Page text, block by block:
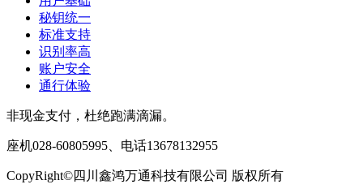
秘钥统一
标准支持
识别率高
账户安全
通行体验
非现金支付，杜绝跑满滴漏。
座机028-60805995、电话13678132955
CopyRight©四川鑫鸿万通科技有限公司 版权所有